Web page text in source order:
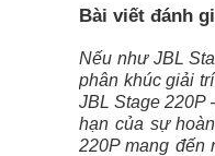
Bài viết đánh
Nếu như JBL
phân khúc giải
JBL Stage 220P
hạn của sự
220P mang đến